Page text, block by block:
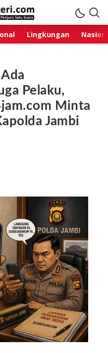
Lingkungan
Pelaku,
Minta
Jambi